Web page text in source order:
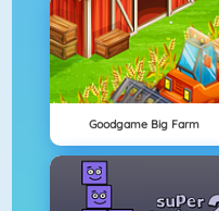
Goodgame Big Farm